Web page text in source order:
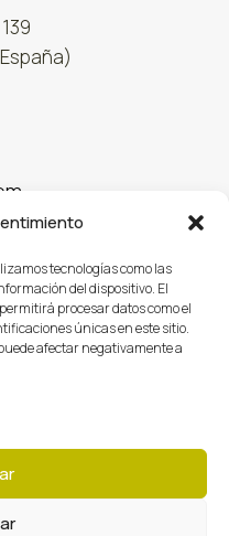
tecnologías como las
del dispositivo. El
procesar datos como el
únicas en este sitio.
afectar negativamente a
derechos reservados.